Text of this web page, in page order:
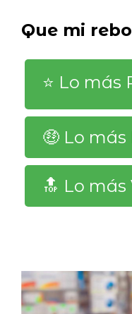
Que mi
⭐️ Lo
🤑 Lo
🔝 Lo